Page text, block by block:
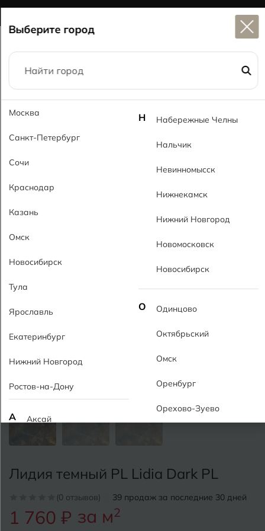
Главная Каталог 60x120 Лидия темный PL Lidia Dark PL
Лидия темный PL Lidia Dark PL
(0 отзывов) 39 продаж за последние 30 дней
1 760 ₽ за м2
Выберите город
Москва
Санкт-Петербург
Сочи
Краснодар
Казань
Омск
Новосибирск
Тула
Ярославль
Екатеринбург
Нижний Новгород
Ростов-на-Дону
А Аксай
Алушта
Армавир
Н Набережные Челны
Нальчик
Невинномысск
Нижнекамск
Нижний Новгород
Новомосковск
Новосибирск
О Одинцово
Октябрьский
Омск
Оренбург
Орехово-Зуево
Подольск
Псков